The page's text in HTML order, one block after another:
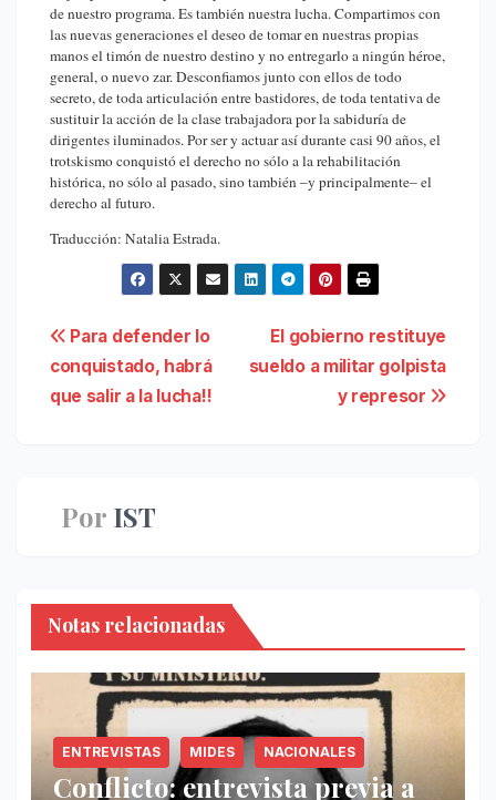
de nuestro programa. Es también nuestra lucha. Compartimos con
las nuevas generaciones el deseo de tomar en nuestras propias
manos el timón de nuestro destino y no entregarlo a ningún héroe,
general, o nuevo zar. Desconfiamos junto con ellos de todo
secreto, de toda articulación entre bastidores, de toda tentativa de
sustituir la acción de la clase trabajadora por la sabiduría de
dirigentes iluminados. Por ser y actuar así durante casi 90 años, el
trotskismo conquistó el derecho no sólo a la rehabilitación
histórica, no sólo al pasado, sino también –y principalmente– el
derecho al futuro.
Traducción: Natalia Estrada.
Navegación
de
El gobierno restituye
sueldo a militar golpista
y represor
Para defender lo
conquistado, habrá
que salir a la lucha!!
Por IST
Notas relacionadas
ENTREVISTAS MIDES NACIONALES
Conflicto: entrevista previa a